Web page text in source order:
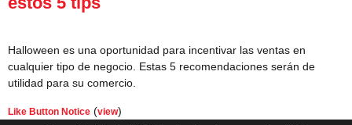
Halloween es una oportunidad para incentivar las ventas en
cualquier tipo de negocio. Estas 5 recomendaciones serán de
utilidad para su comercio.
Like Button Notice (view)